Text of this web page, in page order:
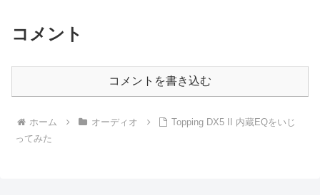
コメント
コメントを書き込む
ホーム オーディオ
Topping DX5 II 内蔵EQをいじ
ってみた